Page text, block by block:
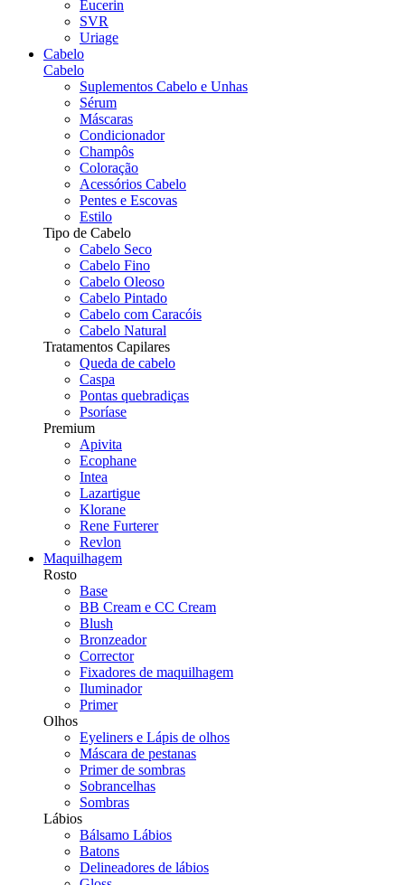
Eucerin
SVR
Uriage
Cabelo
Cabelo
Suplementos Cabelo e Unhas
Sérum
Máscaras
Condicionador
Champôs
Coloração
Acessórios Cabelo
Pentes e Escovas
Estilo
Tipo de Cabelo
Cabelo Seco
Cabelo Fino
Cabelo Oleoso
Cabelo Pintado
Cabelo com Caracóis
Cabelo Natural
Tratamentos Capilares
Queda de cabelo
Caspa
Pontas quebradiças
Psoríase
Premium
Apivita
Ecophane
Intea
Lazartigue
Klorane
Rene Furterer
Revlon
Maquilhagem
Rosto
Base
BB Cream e CC Cream
Blush
Bronzeador
Corrector
Fixadores de maquilhagem
Iluminador
Primer
Olhos
Eyeliners e Lápis de olhos
Máscara de pestanas
Primer de sombras
Sobrancelhas
Sombras
Lábios
Bálsamo Lábios
Batons
Delineadores de lábios